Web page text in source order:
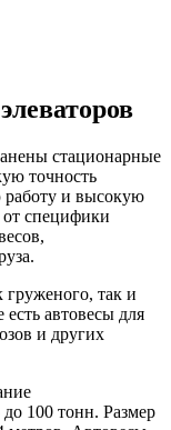
стационарные
точность
работу и высокую
специфики
так и
автовесы для
и других
до 100 тонн. Размер